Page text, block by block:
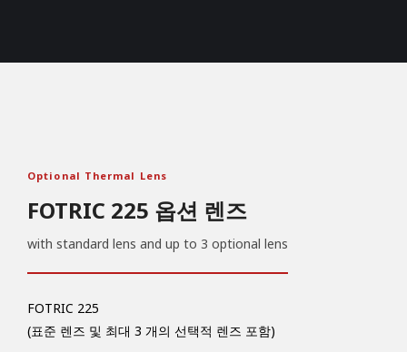
Optional Thermal Lens
FOTRIC 225 옵션 렌즈
with standard lens and up to 3 optional lens
FOTRIC 225
(표준 렌즈 및 최대 3 개의 선택적 렌즈 포함)